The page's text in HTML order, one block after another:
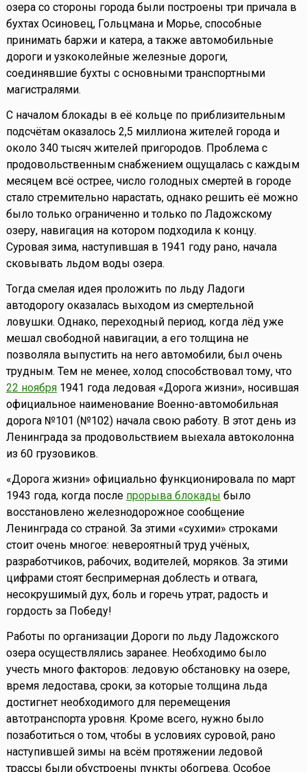
озера со стороны города были построены три причала в
бухтах Осиновец, Гольцмана и Морье, способные
принимать баржи и катера, а также автомобильные
дороги и узкоколейные железные дороги,
соединявшие бухты с основными транспортными
магистралями.
С началом блокады в её кольце по приблизительным
подсчётам оказалось 2,5 миллиона жителей города и
около 340 тысяч жителей пригородов. Проблема с
продовольственным снабжением ощущалась с каждым
месяцем всё острее, число голодных смертей в городе
стало стремительно нарастать, однако решить её можно
было только ограниченно и только по Ладожскому
озеру, навигация на котором подходила к концу.
Суровая зима, наступившая в 1941 году рано, начала
сковывать льдом воды озера.
Тогда смелая идея проложить по льду Ладоги
автодорогу оказалась выходом из смертельной
ловушки. Однако, переходный период, когда лёд уже
мешал свободной навигации, а его толщина не
позволяла выпустить на него автомобили, был очень
трудным. Тем не менее, холод способствовал тому, что
22 ноября1941 года ледовая «Дорога жизни», носившая
официальное наименование Военно-автомобильная
дорога №101 (№102) начала свою работу. В этот день из
Ленинграда за продовольствием выехала автоколонна
из 60 грузовиков.
«Дорога жизни» официально функционировала по март
1943 года, когда после прорыва блокады было
восстановлено железнодорожное сообщение
Ленинграда со страной. За этими «сухими» строками
стоит очень многое: невероятный труд учёных,
разработчиков, рабочих, водителей, моряков. За этими
цифрами стоят беспримерная доблесть и отвага,
несокрушимый дух, боль и горечь утрат, радость и
гордость за Победу!
Работы по организации Дороги по льду Ладожского
озера осуществлялись заранее. Необходимо было
учесть много факторов: ледовую обстановку на озере,
время ледостава, сроки, за которые толщина льда
достигнет необходимого для перемещения
автотранспорта уровня. Кроме всего, нужно было
позаботиться о том, чтобы в условиях суровой, рано
наступившей зимы на всём протяжении ледовой
трассы были обустроены пункты обогрева. Особое